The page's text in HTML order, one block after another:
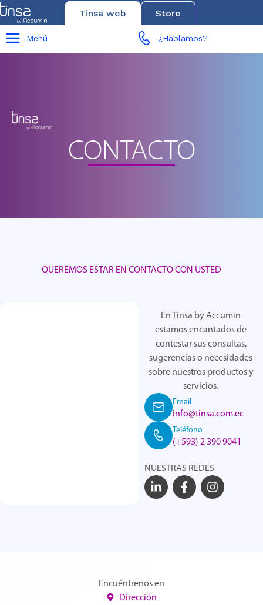
Tinsa web Store
Menú ¿Hablamos?
CONTACTO
QUEREMOS ESTAR EN CONTACTO CON USTED
En Tinsa by Accumin
estamos encantados de
contestar sus consultas,
sugerencias o necesidades
sobre nuestros productos y
servicios.
Email
info@tinsa.com.ec
Teléfono
(+593) 2 390 9041
NUESTRAS REDES
Encuéntrenos en
Dirección